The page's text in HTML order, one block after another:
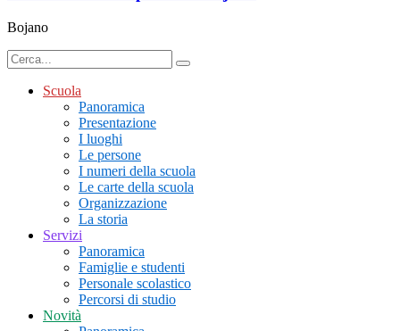
Bojano
Scuola
Panoramica
Presentazione
I luoghi
Le persone
I numeri della scuola
Le carte della scuola
Organizzazione
La storia
Servizi
Panoramica
Famiglie e studenti
Personale scolastico
Percorsi di studio
Novità